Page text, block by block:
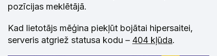
pozīcijas meklētājā.
Kad lietotājs mēģina piekļūt bojātai hipersaitei,
serveris atgriež statusa kodu – 404 kļūda.